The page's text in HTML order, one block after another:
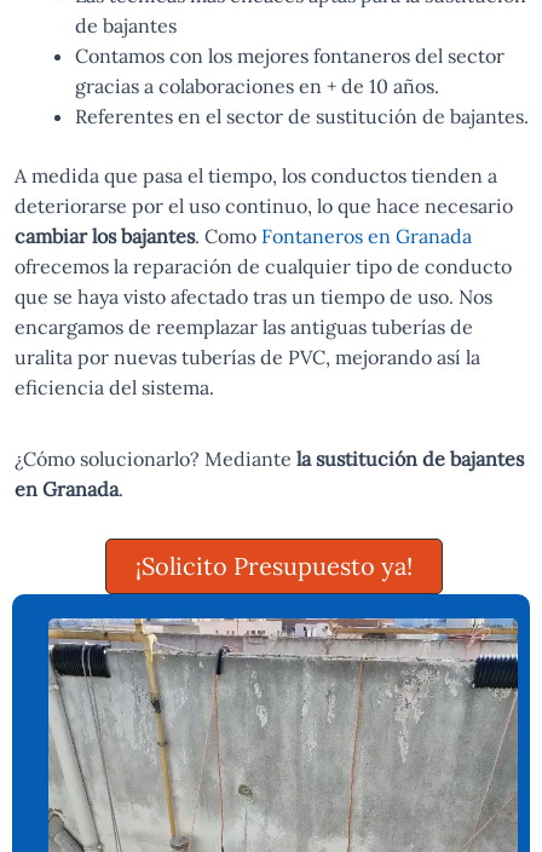
de bajantes
Contamos con los mejores fontaneros del sector
gracias a colaboraciones en + de 10 años.
Referentes en el sector de sustitución de bajantes.
A medida que pasa el tiempo, los conductos tienden a
deteriorarse por el uso continuo, lo que hace necesario
cambiar los bajantes. Como Fontaneros en Granada
ofrecemos la reparación de cualquier tipo de conducto
que se haya visto afectado tras un tiempo de uso. Nos
encargamos de reemplazar las antiguas tuberías de
uralita por nuevas tuberías de PVC, mejorando así la
eficiencia del sistema.
¿Cómo solucionarlo? Mediante la sustitución de bajantes
en Granada.
¡Solicito Presupuesto ya!